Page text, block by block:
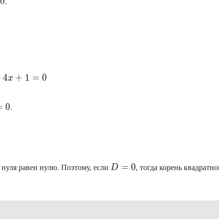
4x^2+4x+1=0
4x + 1 = 0
0.
равен нулю. Поэтому, если D=0
D = 0, тогда корень